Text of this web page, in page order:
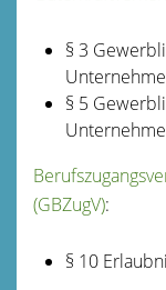
§ 3
§ 5
(GBZugV):
§ 10